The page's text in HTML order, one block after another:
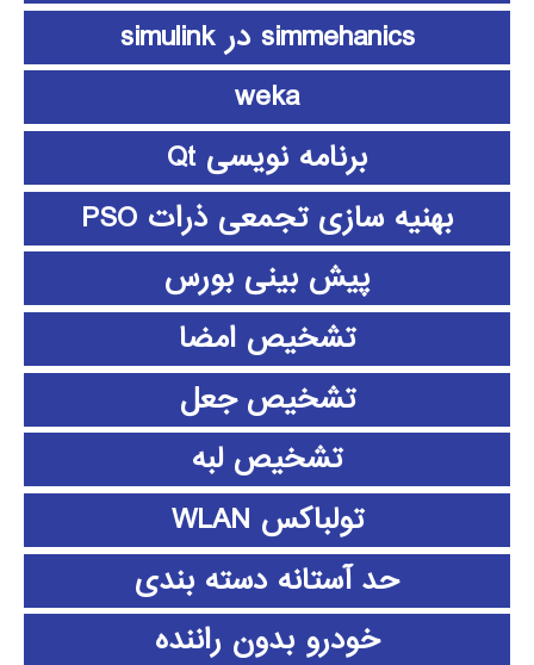
simmehanics در simulink
weka
برنامه نویسی Qt
بهنیه سازی تجمعی ذرات PSO
پیش بینی بورس
تشخیص امضا
تشخیص جعل
تشخیص لبه
تولباکس WLAN
حد آستانه دسته بندی
خودرو بدون راننده